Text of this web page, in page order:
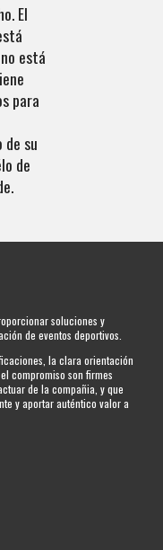
El
está
para
de su
de
soluciones y
de eventos deportivos.
la clara orientación
compromiso son firmes
de la compañia, y que
y aportar auténtico valor a